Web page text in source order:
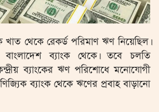
থেকে রেকর্ড পরিমাণ ঋণ নিয়েছিল।
বাংলাদেশ ব্যাংক থেকে। তবে চলতি
ব্যাংকের ঋণ পরিশোধে মনোযোগী
ব্যাংক থেকে ঋণের প্রবাহ বাড়ানো